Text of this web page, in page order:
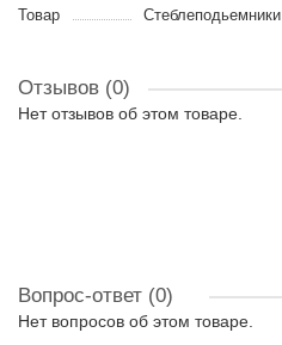
Товар
Стеблеподьемники
Отзывов (0)
Нет отзывов об этом товаре.
Вопрос-ответ (0)
Нет вопросов об этом товаре.